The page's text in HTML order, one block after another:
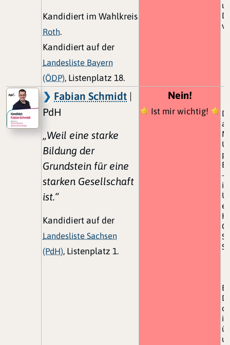
Kandidiert im Wahlkreis
Roth.
Kandidiert auf der
Landesliste Bayern
(ÖDP), Listenplatz 18.
Fabian Schmidt |
PdH
„Weil eine starke
Bildung der
Grundstein für eine
starken Gesellschaft
ist.“
Kandidiert auf der
Landesliste Sachsen
(PdH), Listenplatz 1.
Nein!
Ist mir wichtig!
–